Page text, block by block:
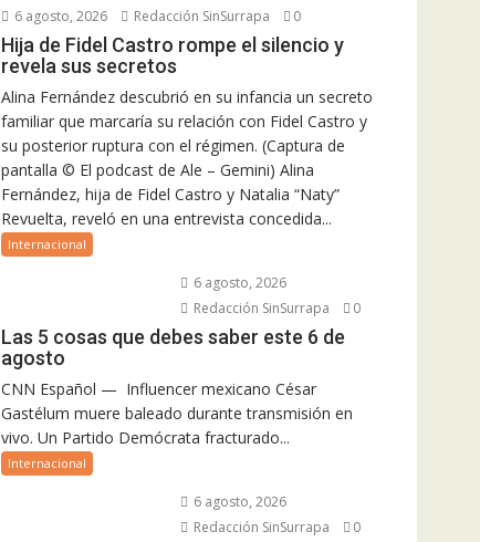
6 agosto, 2026 Redacción SinSurrapa 0
Hija de Fidel Castro rompe el silencio y
revela sus secretos
Alina Fernández descubrió en su infancia un secreto
familiar que marcaría su relación con Fidel Castro y
su posterior ruptura con el régimen. (Captura de
pantalla © El podcast de Ale – Gemini) Alina
Fernández, hija de Fidel Castro y Natalia “Naty”
Revuelta, reveló en una entrevista concedida...
Internacional
6 agosto, 2026
Redacción SinSurrapa
0
Las 5 cosas que debes saber este 6 de
agosto
CNN Español — Influencer mexicano César
Gastélum muere baleado durante transmisión en
vivo. Un Partido Demócrata fracturado...
Internacional
6 agosto, 2026
Redacción SinSurrapa
0